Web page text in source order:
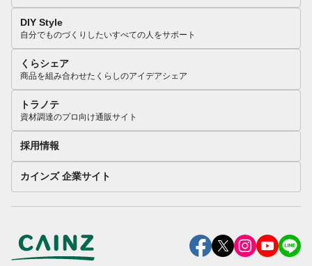
DIY Style
自分でものづくりしたいすべての人をサポート
くらシェア
商品を組み合わせたくらしのアイデアシェア
トラノテ
資材調達のプロ向け通販サイト
採用情報
カインズ 企業サイト